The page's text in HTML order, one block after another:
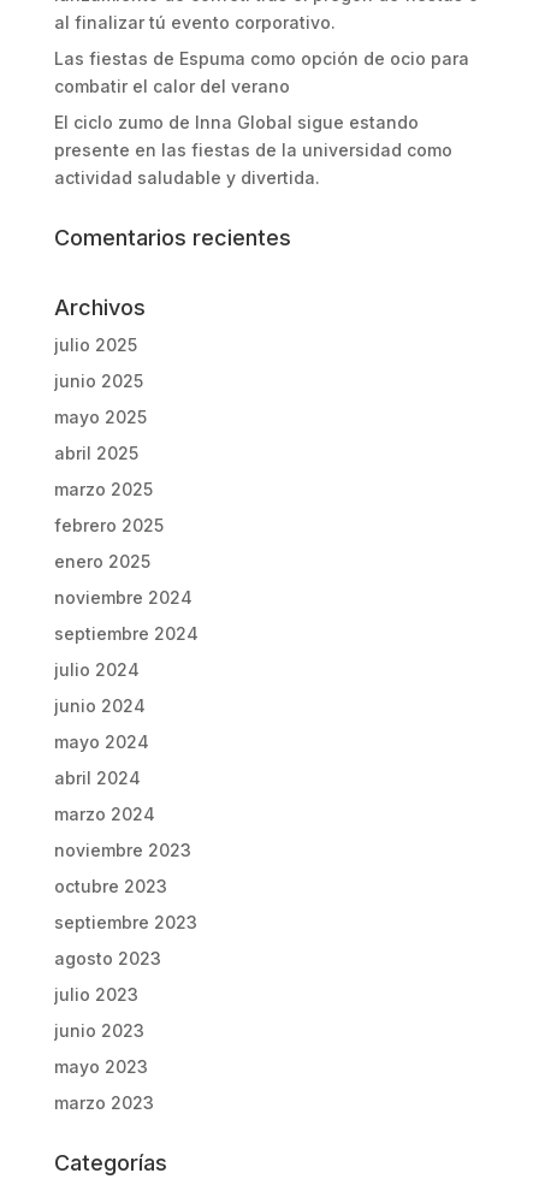
al finalizar tú evento corporativo.
Las fiestas de Espuma como opción de ocio para
combatir el calor del verano
El ciclo zumo de Inna Global sigue estando
presente en las fiestas de la universidad como
actividad saludable y divertida.
Comentarios recientes
Archivos
julio 2025
junio 2025
mayo 2025
abril 2025
marzo 2025
febrero 2025
enero 2025
noviembre 2024
septiembre 2024
julio 2024
junio 2024
mayo 2024
abril 2024
marzo 2024
noviembre 2023
octubre 2023
septiembre 2023
agosto 2023
julio 2023
junio 2023
mayo 2023
marzo 2023
Categorías